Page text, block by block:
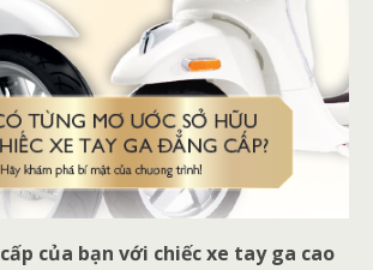
của bạn với chiếc xe tay ga cao